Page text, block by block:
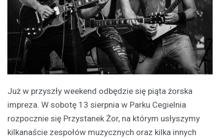
Już w przyszły weekend odbędzie się piąta żorska
impreza. W sobotę 13 sierpnia w Parku Cegielnia
rozpocznie się Przystanek Żor, na którym usłyszymy
kilkanaście zespołów muzycznych oraz kilka innych